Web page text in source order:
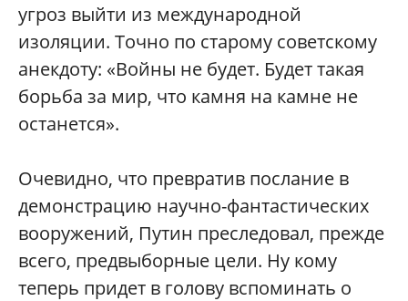
угроз выйти из международной
изоляции. Точно по старому советскому
анекдоту: «Войны не будет. Будет такая
борьба за мир, что камня на камне не
останется».
Очевидно, что превратив послание в
демонстрацию научно-фантастических
вооружений, Путин преследовал, прежде
всего, предвыборные цели. Ну кому
теперь придет в голову вспоминать о